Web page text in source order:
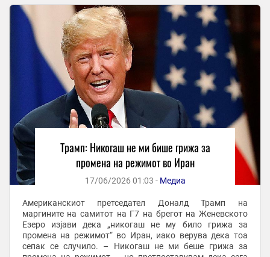
Трамп: Никогаш не ми бише грижа за
промена на режимот во Иран
17/06/2026 01:03 - Медиа
Американскиот претседател Доналд Трамп на
маргините на самитот на Г7 на брегот на Женевското
Езеро изјави дека „никогаш не му било грижа за
промена на режимот“ во Иран, иако верува дека тоа
сепак се случило. – Никогаш не ми беше грижа за